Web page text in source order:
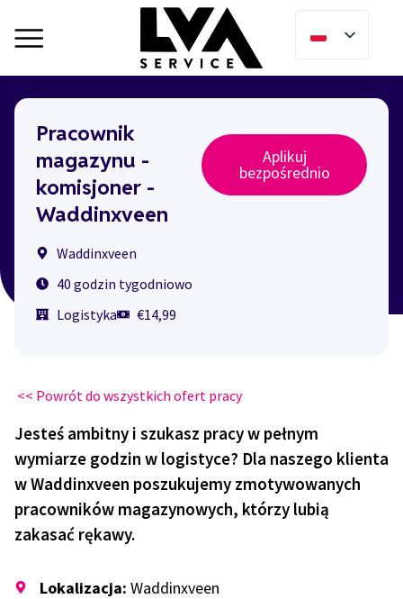
Pracownik
magazynu -
komisjoner -
Waddinxveen
Waddinxveen
40 godzin tygodniowo
Logistyka
€14,99
Aplikuj
bezpośrednio
<< Powrót do wszystkich ofert pracy
Jesteś ambitny i szukasz pracy w pełnym
wymiarze godzin w logistyce? Dla naszego klienta
w Waddinxveen poszukujemy zmotywowanych
pracowników magazynowych, którzy lubią
zakasać rękawy.
Lokalizacja: Waddinxveen